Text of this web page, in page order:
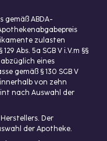
gemäß ABDA-
zulasten
Abs. 5a SGB V i.V.m §§
eines
gemäß § 130 SGB V
von zehn
nach Auswahl der
Der
der Apotheke.